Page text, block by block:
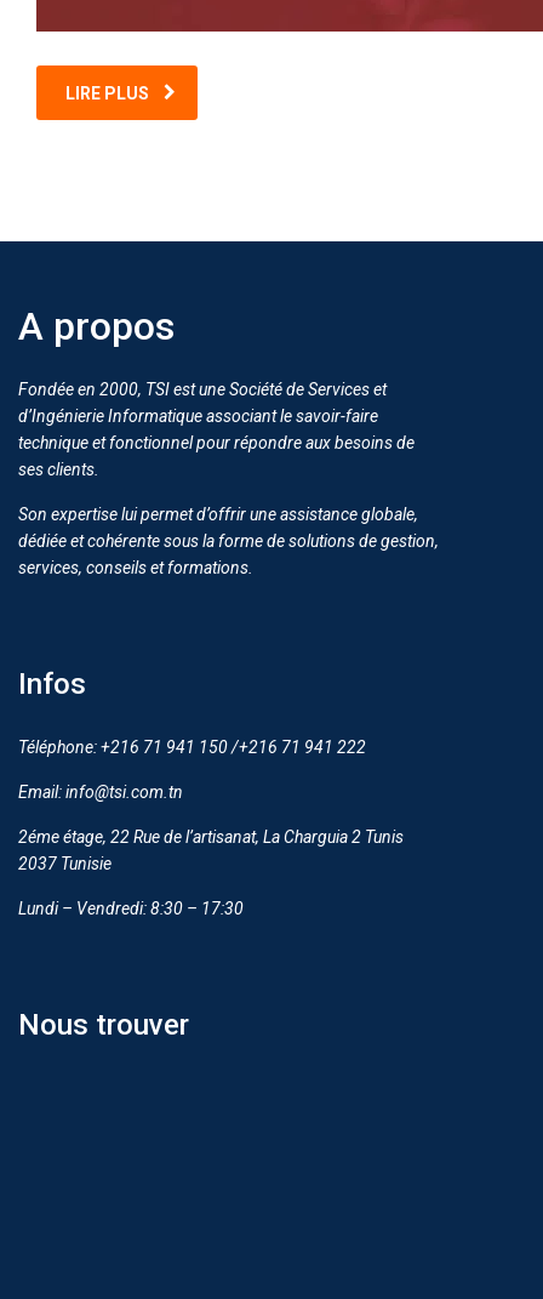
LIRE PLUS
A propos
Fondée en 2000, TSI est une Société de Services et
d’Ingénierie Informatique associant le savoir-faire
technique et fonctionnel pour répondre aux besoins de
ses clients.
Son expertise lui permet d’offrir une assistance globale,
dédiée et cohérente sous la forme de solutions de gestion,
services, conseils et formations.
Infos
Téléphone: +216 71 941 150 /+216 71 941 222
Email: info@tsi.com.tn
2éme étage, 22 Rue de l’artisanat, La Charguia 2 Tunis
2037 Tunisie
Lundi – Vendredi: 8:30 – 17:30
Nous trouver